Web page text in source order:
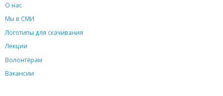
О нас
Мы в СМИ
Логотипы для скачивания
Лекции
Волонтёрам
Вакансии